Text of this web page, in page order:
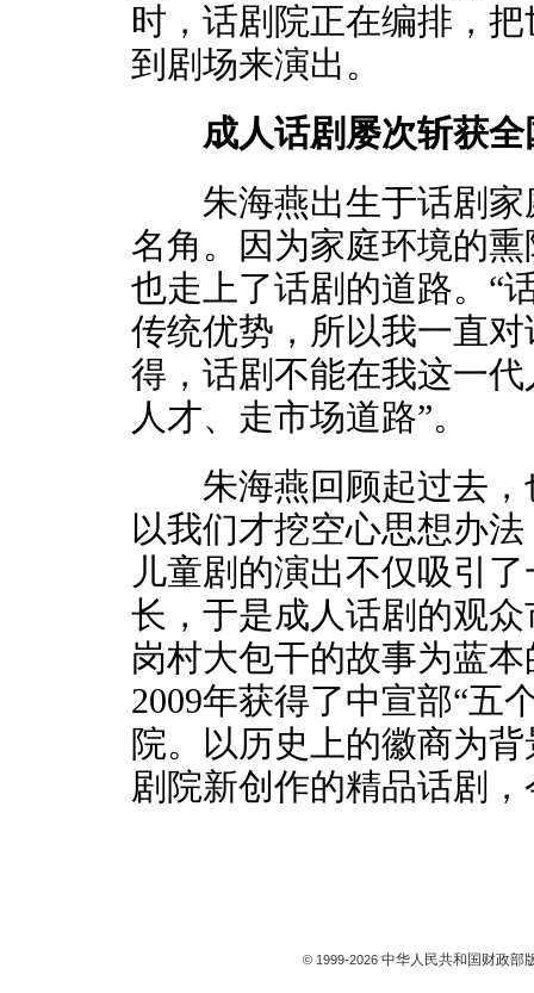
时，话剧院正在编排，
到剧场来演出。
成人话剧屡次斩获
朱海燕出生于话剧家
名角。因为家庭环境的
也走上了话剧的道路。“
传统优势，所以我一直
得，话剧不能在我这一
人才、走市场道路”。
朱海燕回顾起过去，
以我们才挖空心思想办
儿童剧的演出不仅吸引
长，于是成人话剧的观
岗村大包干的故事为蓝
2009年获得了中宣部“五
院。以历史上的徽商为
剧院新创作的精品话剧
© 1999-2026 中华人民共和国财政部